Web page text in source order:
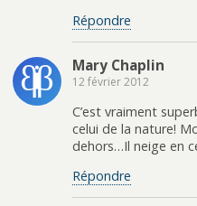
Répondre
Mary Chaplin
12 février 2012
C’est vraiment
celui de la nature!
dehors…Il neige en
Répondre